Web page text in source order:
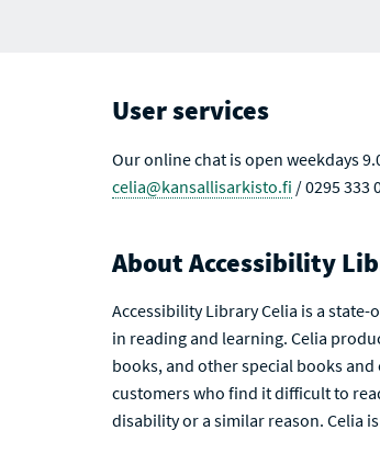
User services
Our online chat is open weekdays
celia@kansallisarkisto.fi / 0295 333
About Accessibility
Accessibility Library Celia is a
in reading and learning. Celia
books, and other special books
customers who find it difficult to
disability or a similar reason. Celia